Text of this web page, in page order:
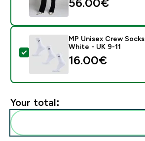
Select this product - MP
MP Unisex Crew
White - UK 9-11
16.00€‎
Your total: